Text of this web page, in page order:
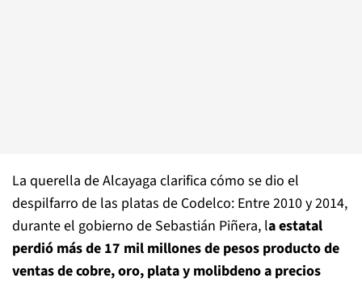
La querella de Alcayaga clarifica cómo se dio el
despilfarro de las platas de Codelco: Entre 2010 y 2014,
durante el gobierno de Sebastián Piñera, la estatal
perdió más de 17 mil millones de pesos producto de
ventas de cobre, oro, plata y molibdeno a precios